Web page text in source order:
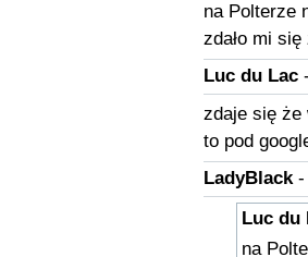
na Polterze
zdało mi
Luc du Lac-
zdaje się że
to pod
LadyBlack-
Luc du
na